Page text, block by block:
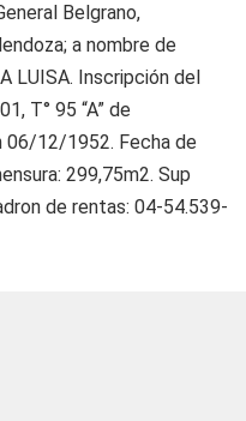
Belgrano,
a nombre de
LUISA. Inscripción del
T° 95 “A” de
06/12/1952. Fecha de
299,75m2. Sup
de rentas: 04-54.539-